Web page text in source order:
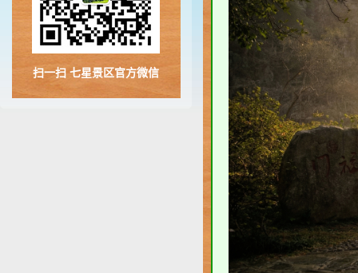
扫一扫 七星景区官方微信